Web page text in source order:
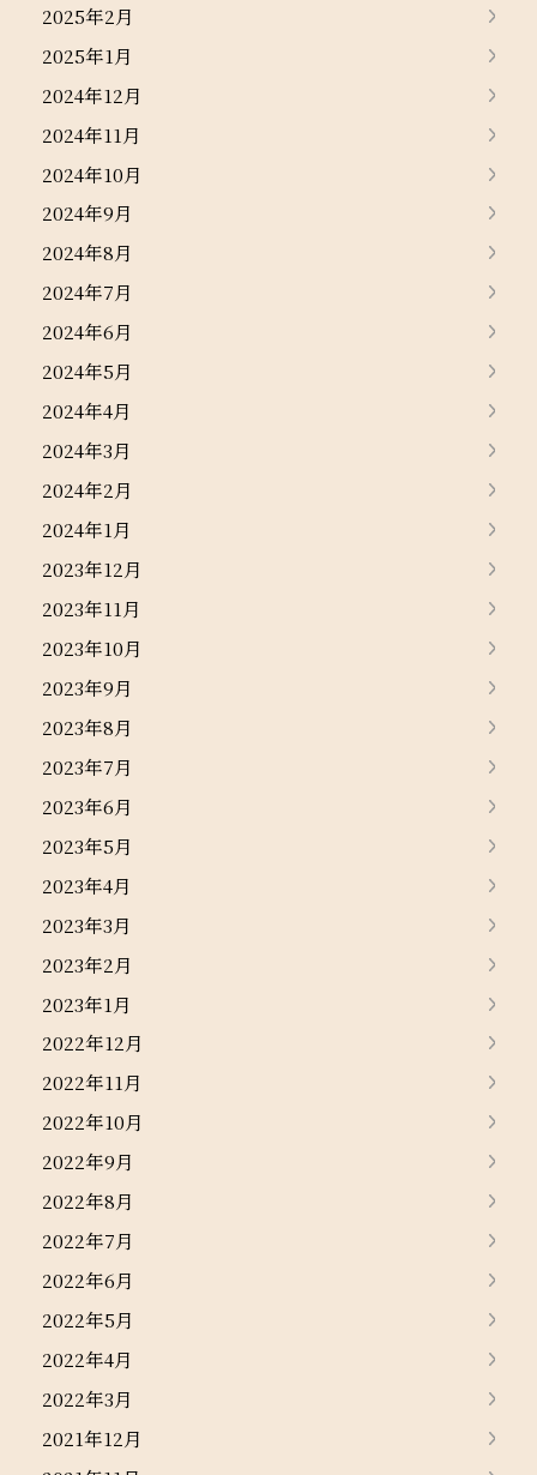
2025年2月
2025年1月
2024年12月
2024年11月
2024年10月
2024年9月
2024年8月
2024年7月
2024年6月
2024年5月
2024年4月
2024年3月
2024年2月
2024年1月
2023年12月
2023年11月
2023年10月
2023年9月
2023年8月
2023年7月
2023年6月
2023年5月
2023年4月
2023年3月
2023年2月
2023年1月
2022年12月
2022年11月
2022年10月
2022年9月
2022年8月
2022年7月
2022年6月
2022年5月
2022年4月
2022年3月
2021年12月